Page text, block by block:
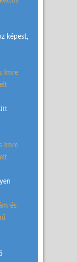
képest,
Imre
Imre
és